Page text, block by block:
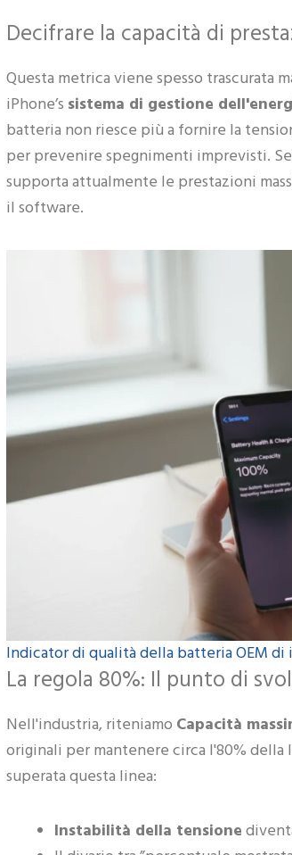
INVERTER
IBRIDO
9 PRODOTTI
Decifrare la capacità di
Questa metrica viene spesso trascurata
iPhone’s sistema di gestione
batteria non riesce più a fornire la
per prevenire spegnimenti imprevisti.
supporta attualmente le prestazioni
il software.
Indicator di qualità della batteria OEM di
La regola 80%: Il punto di
Nell'industria, riteniamo Capacità
originali per mantenere circa l'80%
superata questa linea:
Instabilità della tensione